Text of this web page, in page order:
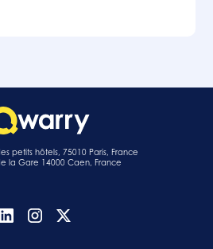
petits hôtels, 75010 Paris, France
la Gare 14000 Caen, France